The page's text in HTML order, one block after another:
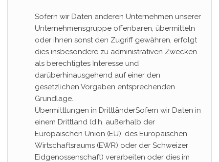
Sofern wir Daten anderen Unternehmen unserer
Unternehmensgruppe offenbaren, übermitteln
oder ihnen sonst den Zugriff gewähren, erfolgt
dies insbesondere zu administrativen Zwecken
als berechtigtes Interesse und
darüberhinausgehend auf einer den
gesetzlichen Vorgaben entsprechenden
Grundlage.
Übermittlungen in DrittländerSofern wir Daten in
einem Drittland (d.h. außerhalb der
Europäischen Union (EU), des Europäischen
Wirtschaftsraums (EWR) oder der Schweizer
Eidgenossenschaft) verarbeiten oder dies im